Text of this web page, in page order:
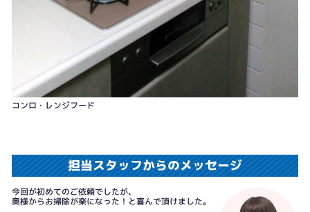
コンロ・レンジフード
担当スタッフからのメッセージ
今回が初めてのご依頼でしたが、
奥様からお掃除が楽になった！と喜んで頂けました。